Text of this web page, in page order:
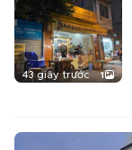
43 giây trước 1